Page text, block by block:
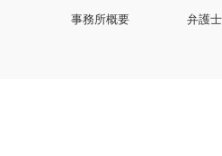
事務所概要 弁護